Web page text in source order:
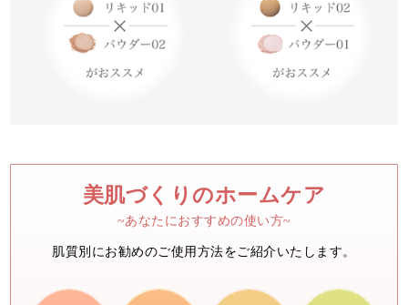
美肌づくりのホームケア
~あなたにおすすめの使い方~
肌質別にお勧めのご使用方法をご紹介いたします。